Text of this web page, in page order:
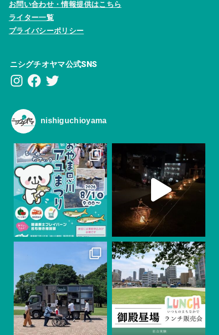
お問い合わせ・情報提供はこちら
ライター一覧
プライバシーポリシー
ニシグチオヤマ公式SNS
InstagramFacebook
Twitter
nishiguchioyama